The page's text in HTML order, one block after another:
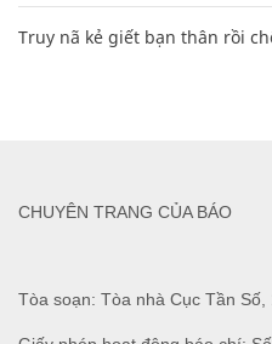
Truy nã kẻ giết bạn thân rồi
Tòa soạn: Tòa nhà Cục Tần
CHUYÊN TRANG CỦA BÁO